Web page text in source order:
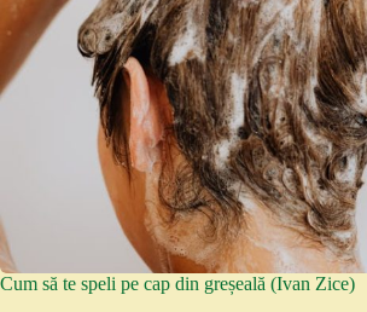
Cum să te speli pe cap din greșeală (Ivan Zice)